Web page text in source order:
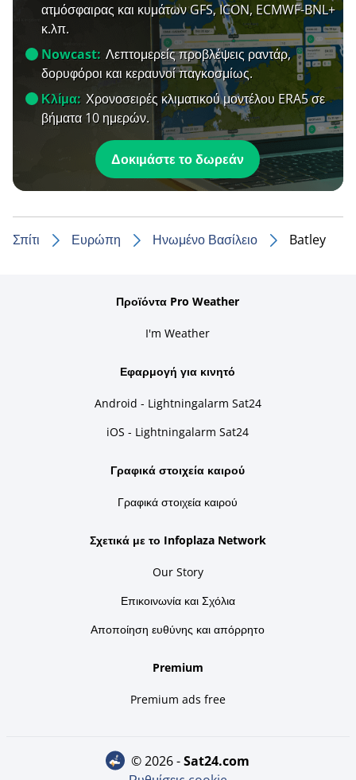
ατμόσφαιρας και κυμάτων GFS, ICON, ECMWF-BNL+
κ.λπ.
Nowcast: Λεπτομερείς προβλέψεις ραντάρ,
δορυφόροι και κεραυνοί παγκοσμίως.
Κλίμα: Χρονοσειρές κλιματικού μοντέλου ERA5 σε
βήματα 10 ημερών.
Δοκιμάστε το δωρεάν
Σπίτι Ευρώπη Ηνωμένο Βασίλειο Batley
Προϊόντα Pro Weather
I'm Weather
Εφαρμογή για κινητό
Android - Lightningalarm Sat24
iOS - Lightningalarm Sat24
Γραφικά στοιχεία καιρού
Γραφικά στοιχεία καιρού
Σχετικά με το Infoplaza Network
Our Story
Επικοινωνία και Σχόλια
Αποποίηση ευθύνης και απόρρητο
Premium
Premium ads free
© 2026 - sat24.com